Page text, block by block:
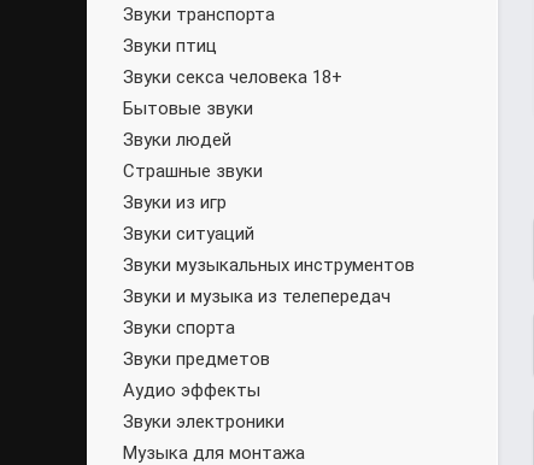
Звуки транспорта
Звуки птиц
Звуки секса человека 18+
Бытовые звуки
Звуки людей
Страшные звуки
Звуки из игр
Звуки ситуаций
Звуки музыкальных инструментов
Звуки и музыка из телепередач
Звуки спорта
Звуки предметов
Аудио эффекты
Звуки электроники
Музыка для монтажа